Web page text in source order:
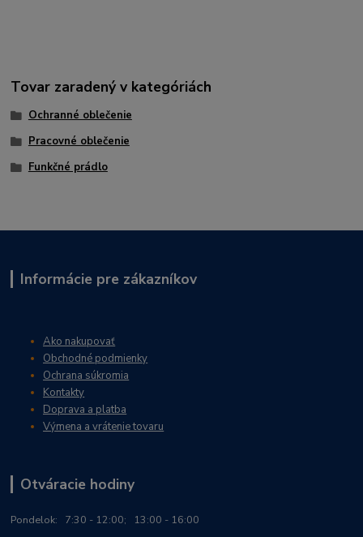
Tovar zaradený v kategóriách
Ochranné oblečenie
Pracovné oblečenie
Funkčné prádlo
Informácie pre zákazníkov
Ako nakupovať
Obchodné podmienky
Ochrana súkromia
Kontakty
Doprava a platba
Výmena a vrátenie tovaru
Otváracie hodiny
Pondelok: 7:30 - 12:00; 13:00 - 16:00